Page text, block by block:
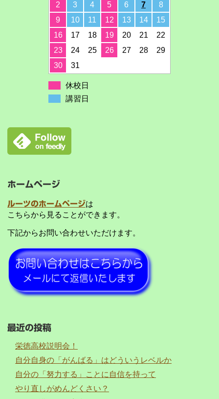
2
3 4 5 6 7
8
9
10 11 12 13 14
15
16
17 18 19 20 21
22
23
24 25 26 27 28
29
30
31
休校日
講習日
ホームページ
ルーツのホームページは
こちらから見ることができます。
下記からお問い合わせいただけます。
最近の投稿
栄徳高校説明会！
自分自身の「がんばる」はどういうレベルか
自分の「努力する」ことに自信を持って
やり直しがめんどくさい？